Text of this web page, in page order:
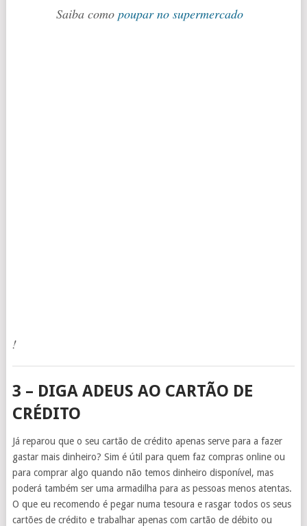
Saiba comopoupar no supermercado
!
3 – DIGA ADEUS AO CARTÃO DE
CRÉDITO
Já reparou que o seu cartão de crédito apenas serve para a fazer
gastar mais dinheiro? Sim é útil para quem faz compras online ou
para comprar algo quando não temos dinheiro disponível, mas
poderá também ser uma armadilha para as pessoas menos atentas.
O que eu recomendo é pegar numa tesoura e rasgar todos os seus
cartões de crédito e trabalhar apenas com cartão de débito ou